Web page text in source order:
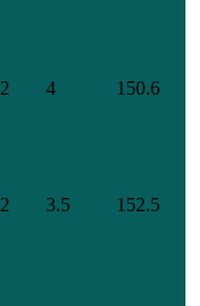
2 4 150.6
2 3.5 152.5